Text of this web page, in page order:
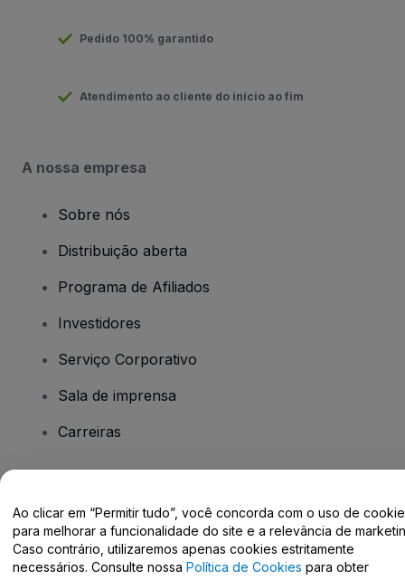
Pedido 100% garantido
Atendimento ao cliente do início ao fim
A nossa empresa
Sobre nós
Distribuição aberta
Programa de Afiliados
Investidores
Serviço Corporativo
Sala de imprensa
Carreiras
Centro de Ajuda / Fale Conosco
Ao clicar em “Permitir tudo”, você concorda com o uso de
para melhorar a funcionalidade do site e a relevância de
Caso contrário, utilizaremos apenas cookies estritamente
necessários. Consulte nossa Política de Cookies para obter